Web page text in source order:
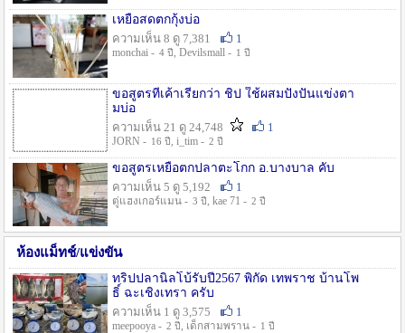
เหยื่อสดตกกุ้งบ่อ
ความเห็น 8 ดู 7,381
1
monchai - 4 ปี , Devilsmall - 1 ปี
ขอสูตรที่เค้าเรียกว่า ชิป ใช้ผสมปังปั่นแข่งตา
มบ่อ
ความเห็น 21 ดู 24,748
1
JORN - 16 ปี , i_tim - 2 ปี
ขอสูตรเหยื่อตกปลาตะโกก อ.บางบาล คับ
ความเห็น 5 ดู 5,192
1
ตู่แฮงเกอร์แมน - 3 ปี , kae 71 - 2 ปี
ห้องแม็ทช์/แข่งขัน
ทริปปลานิลโบ้รับปี2567 พิกัด เทพราช บ้านโพ
ธิ์ ฉะเชิงเทรา ครับ
ความเห็น 1 ดู 3,575
1
meepooya - 2 ปี , เด็กสามพราน - 1 ปี